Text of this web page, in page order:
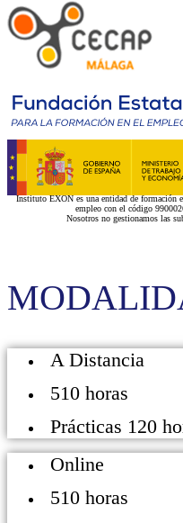
Instituto EXON es una entidad de formación
empleo con el código
Nosotros no gestionamos las
A Distancia
510 horas
Prácticas 120
Online
510 horas